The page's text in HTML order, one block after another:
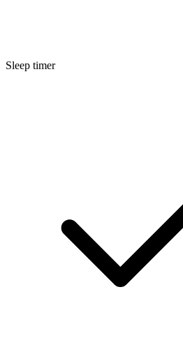
Sleep timer